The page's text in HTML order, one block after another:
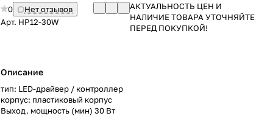
0
Нет отзывов
Арт. HP12-30W
Описание
тип: LED-драйвер / контроллер
корпус: пластиковый корпус
Выход. мощность (мин) 30 Вт
АКТУАЛЬНОСТЬ ЦЕН И
НАЛИЧИЕ ТОВАРА УТОЧНЯЙТЕ
ПЕРЕД ПОКУПКОЙ!